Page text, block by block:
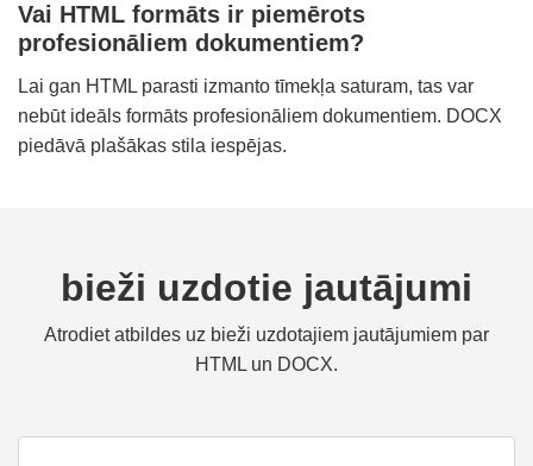
Vai HTML formāts ir piemērots
profesionāliem dokumentiem?
Lai gan HTML parasti izmanto tīmekļa saturam, tas var
nebūt ideāls formāts profesionāliem dokumentiem. DOCX
piedāvā plašākas stila iespējas.
bieži uzdotie jautājumi
Atrodiet atbildes uz bieži uzdotajiem jautājumiem par
HTML un DOCX.